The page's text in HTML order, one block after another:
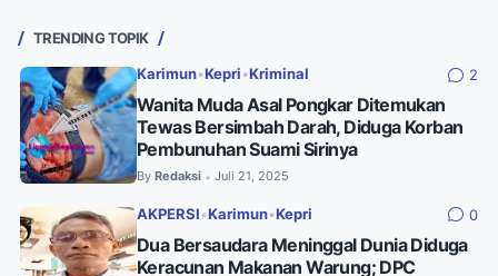
TRENDING TOPIK
Karimun•Kepri •Kriminal 2
Wanita Muda Asal Pongkar Ditemukan
Tewas Bersimbah Darah, Diduga Korban
Pembunuhan Suami Sirinya
By Redaksi • Juli 21, 2025
AKPERSI •Karimun•Kepri 0
Dua Bersaudara Meninggal Dunia Diduga
Keracunan Makanan Warung; DPC